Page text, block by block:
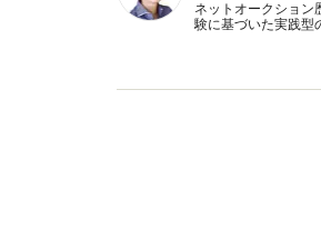
ネットオークション
験に基づいた実践型